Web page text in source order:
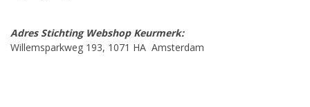
Adres Stichting Webshop Keurmerk:
Willemsparkweg 193, 1071 HA Amsterdam